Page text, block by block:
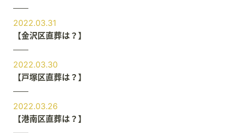
2022.03.31
【金沢区直葬は？】
2022.03.30
【戸塚区直葬は？】
2022.03.26
【港南区直葬は？】